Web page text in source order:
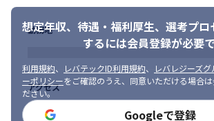
・ロジックを基に、ストーリー性のある提案
・目標達成に向けて、粘り強く活動し続ける
■ 活躍している人
・周囲を巻き込み、目標に向かって邁進できて
・新しいことに積極的にチャレンジしている
・自分の得意領域をしっかりと持ち、その領
想定年収、待遇・福利厚生、 選考プロ
するには会員登録が必要
利用規約、 レバテックID利用規約、
レバレジーズ
ーポリシーをご確認のうえ、同意いただける場合
ださい。
Googleで登録
勤務地
アクセス